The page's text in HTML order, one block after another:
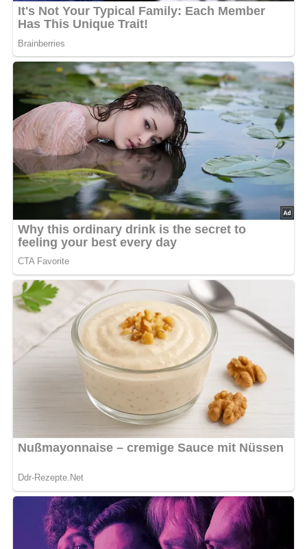
800 ml Wasser
Zubereitung
Die sorgfältig gewaschenen Backpflaumen läßt man 2 bis
2 1/2 Stunden in Wasser weichen, gibt dann die
gewaschenen Aprikosen und den Zucker hinzu und läßt
alles in 15 bis 20 Minuten garkochen.
5 Minuten vor dem Ende des Kochvorganges fügt man die
gewaschenen Rosinen zu und läßt das Kompott dann
erkalten.
Nach: Süsses, 2. Auflage, Verlag für die Frau, 1984, Leipzig, DDR
Kennst du schon unser tolles DDR-Quiz?
noch alles über die DDR?Teste dein Wissen jetzt!
Rezept-Bewertung
(3 Bewertung)